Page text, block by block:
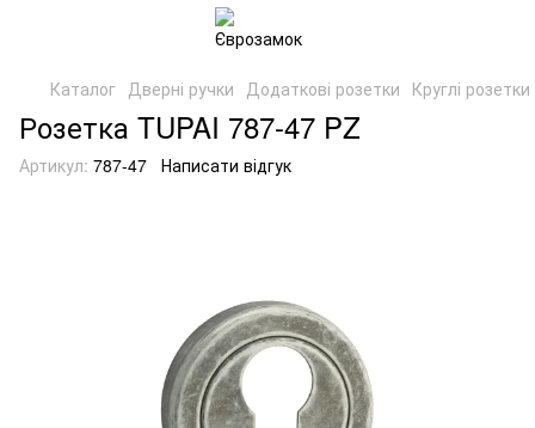
Каталог Дверні ручки Додаткові розетки Круглі розетки
Розетка TUPAI 787-47 PZ
Артикул: 787-47 Написати відгук